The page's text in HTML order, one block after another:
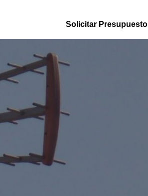
Solicitar Presupuesto